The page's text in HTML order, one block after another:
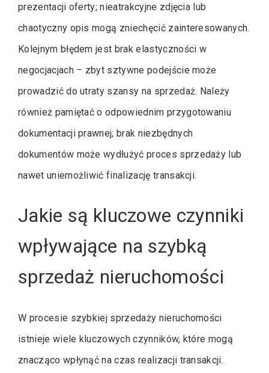
prezentacji oferty; nieatrakcyjne zdjęcia lub
chaotyczny opis mogą zniechęcić zainteresowanych.
Kolejnym błędem jest brak elastyczności w
negocjacjach – zbyt sztywne podejście może
prowadzić do utraty szansy na sprzedaż. Należy
również pamiętać o odpowiednim przygotowaniu
dokumentacji prawnej; brak niezbędnych
dokumentów może wydłużyć proces sprzedaży lub
nawet uniemożliwić finalizację transakcji.
Jakie są kluczowe czynniki
wpływające na szybką
sprzedaż nieruchomości
W procesie szybkiej sprzedaży nieruchomości
istnieje wiele kluczowych czynników, które mogą
znacząco wpłynąć na czas realizacji transakcji.